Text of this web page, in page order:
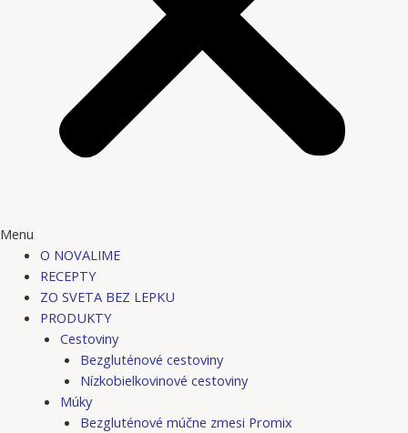
Menu
O NOVALIME
RECEPTY
ZO SVETA BEZ LEPKU
PRODUKTY
Cestoviny
Bezgluténové cestoviny
Nízkobielkovinové cestoviny
Múky
Bezgluténové múčne zmesi Promix